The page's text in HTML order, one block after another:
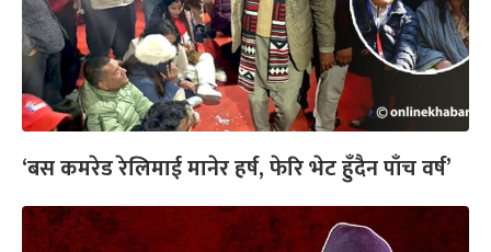
‘बस कमरेड रेलिमाई मानेर हर्ष, फेरि भेट हुँदैन पाँच वर्ष’